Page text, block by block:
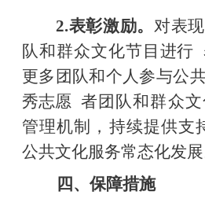
2.表彰激励。 对表
队和群众文化节目进行
更多团队和个人参与公
秀志愿 者团队和群众
管理机制，持续提供支
公共文化服务常态化发展
四、保障措施